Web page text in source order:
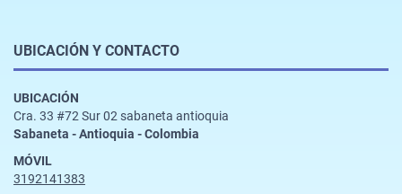
UBICACIÓN Y CONTACTO
UBICACIÓN
Cra. 33 #72 Sur 02 sabaneta antioquia
Sabaneta - Antioquia - Colombia
MÓVIL
3192141383